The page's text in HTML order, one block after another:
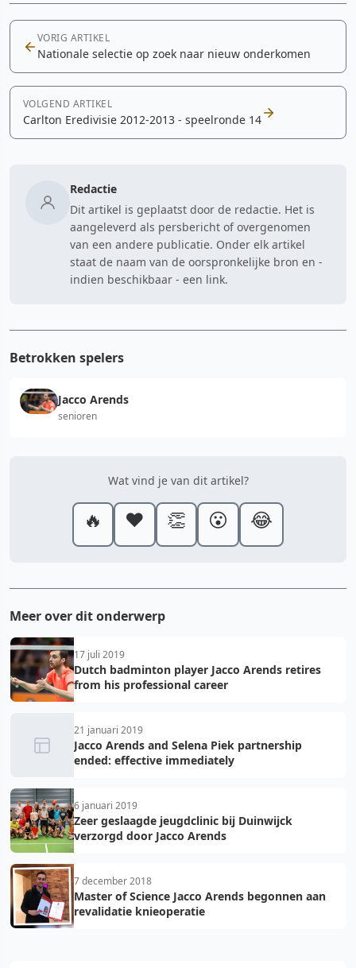
VORIG ARTIKEL
Nationale selectie op zoek naar nieuw onderkomen
VOLGEND ARTIKEL
Carlton Eredivisie 2012-2013 - speelronde 14
Redactie
Dit artikel is geplaatst door de redactie. Het is
aangeleverd als persbericht of overgenomen
van een andere publicatie. Onder elk artikel
staat de naam van de oorspronkelijke bron en -
indien beschikbaar - een link.
Betrokken spelers
Jacco Arends
senioren
Wat vind je van dit artikel?
🔥 ❤️ 👏 😮 😂
Meer over dit onderwerp
17 juli 2019
Dutch badminton player Jacco Arends retires
from his professional career
21 januari 2019
Jacco Arends and Selena Piek partnership
ended: effective immediately
6 januari 2019
Zeer geslaagde jeugdclinic bij Duinwijck
verzorgd door Jacco Arends
7 december 2018
Master of Science Jacco Arends begonnen aan
revalidatie knieoperatie